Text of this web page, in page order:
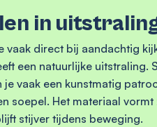
in
vaak direct bij aandachtig
een natuurlijke uitstraling.
je vaak een kunstmatig
soepel. Het materiaal
stijver tijdens beweging.